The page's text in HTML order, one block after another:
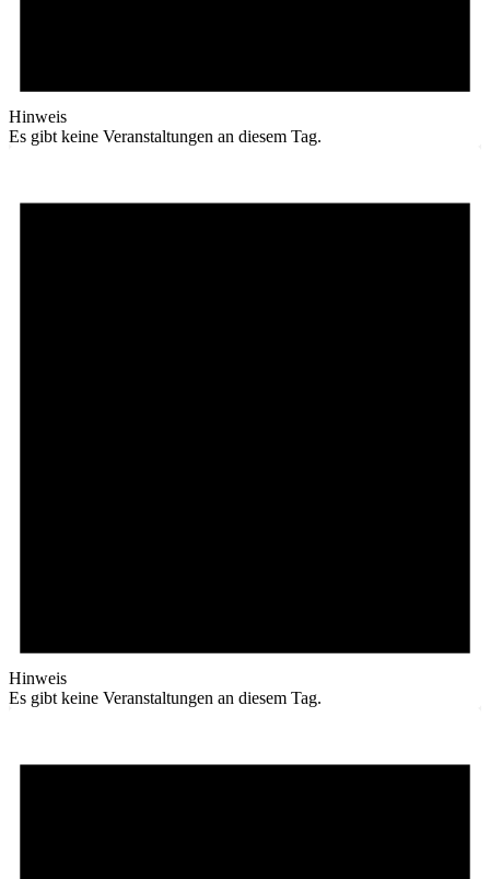
Hinweis
Es gibt keine Veranstaltungen an diesem Tag.
Hinweis
Es gibt keine Veranstaltungen an diesem Tag.